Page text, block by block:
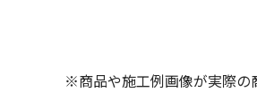
※商品や施工例画像が実際の